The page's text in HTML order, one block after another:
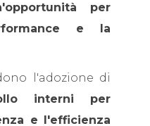
per
e la
l'adozione di
interni per
e l'efficienza